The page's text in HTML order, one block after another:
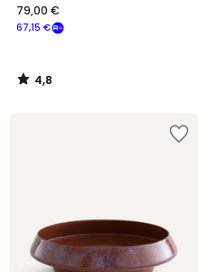
67,15 €
79,00 €
4,8
/